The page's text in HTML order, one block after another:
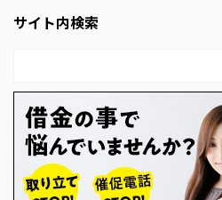
サイト内検索